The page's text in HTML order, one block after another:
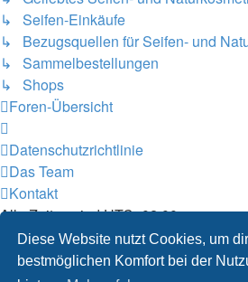
Diese Website nutzt Cookies, um
bestmöglichen Komfort bei der
↳ Seifen-Einkäufe
↳ Bezugsquellen für Seifen- und
↳ Sammelbestellungen
↳ Shops
Foren-Übersicht
Datenschutzrichtlinie
Das Team
Kontakt
Alle Zeiten sindUTC+02:00
Alle Cookies des Boards löschen
Powered byphpBB® Forum Software